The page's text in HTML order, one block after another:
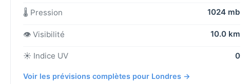
🌡️ Pression 1024 mb
👁️ Visibilité 10.0 km
☀️ Indice UV 0
Voir les prévisions complètes pour Londres →